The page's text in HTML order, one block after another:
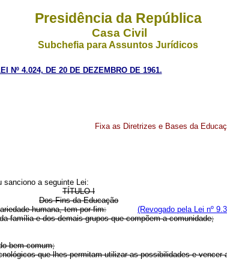
Presidência da República
Casa Civil
Subchefia para Assuntos Jurídicos
Nº 4.024, DE 20 DE DEZEMBRO DE 1961.
Fixa as Diretrizes e Bases da
sanciono a seguinte Lei:
TÍTULO I
Dos Fins da Educação
humana, tem por fim:
(Revogado pela Lei nº
e dos demais grupos que compõem a comunidade;
bem comum;
que lhes permitam utilizar as possibilidades e vencer